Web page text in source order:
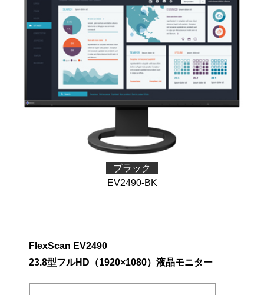
ブラック
EV2490-BK
FlexScan EV2490
23.8型フルHD（1920×1080）液晶モニター